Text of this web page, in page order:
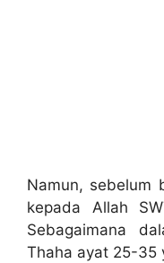
Namun, sebelum
kepada Allah
Sebagaimana
Thaha ayat 25-35